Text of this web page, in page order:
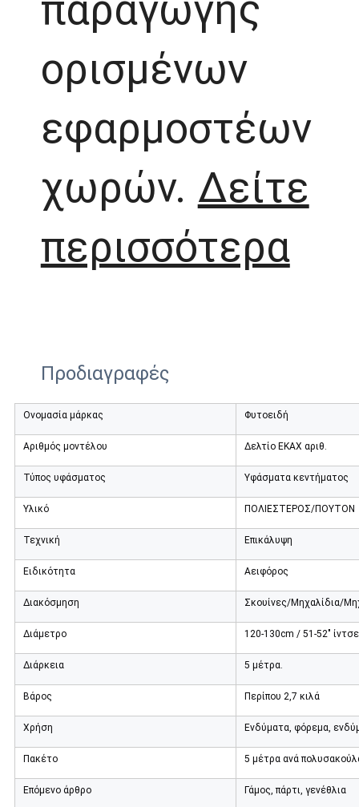
παραγωγής
ορισμένων
εφαρμοστέων
χωρών. Δείτε
περισσότερα
Προδιαγραφές
Ονομασία μάρκας Φυτοειδή
Αριθμός μοντέλου Δελτίο ΕΚΑΧ αριθ.
Τύπος υφάσματος Υφάσματα κεντήματος
Υλικό ΠΟΛΙΕΣΤΕΡΟΣ/ΠΟΥΤΟΝ
Τεχνική Επικάλυψη
Ειδικότητα Αειφόρος
Διακόσμηση Σκουίνες/Μηχαλίδια/
Διάμετρο 120-130cm / 51-52"
Διάρκεια 5 μέτρα.
Βάρος Περίπου 2,7 κιλά
Χρήση Ενδύματα, φόρεμα,
Πακέτο 5 μέτρα ανά
Επόμενο άρθρο Γάμος, πάρτι, γενέθλια